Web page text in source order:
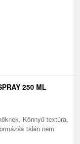
250 ML
Könnyű textúra,
talán nem